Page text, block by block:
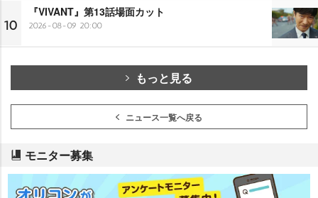
10
『VIVANT』第13話場面カット
2026-08-09 20:00
もっと見る
ニュース一覧へ戻る
モニター募集